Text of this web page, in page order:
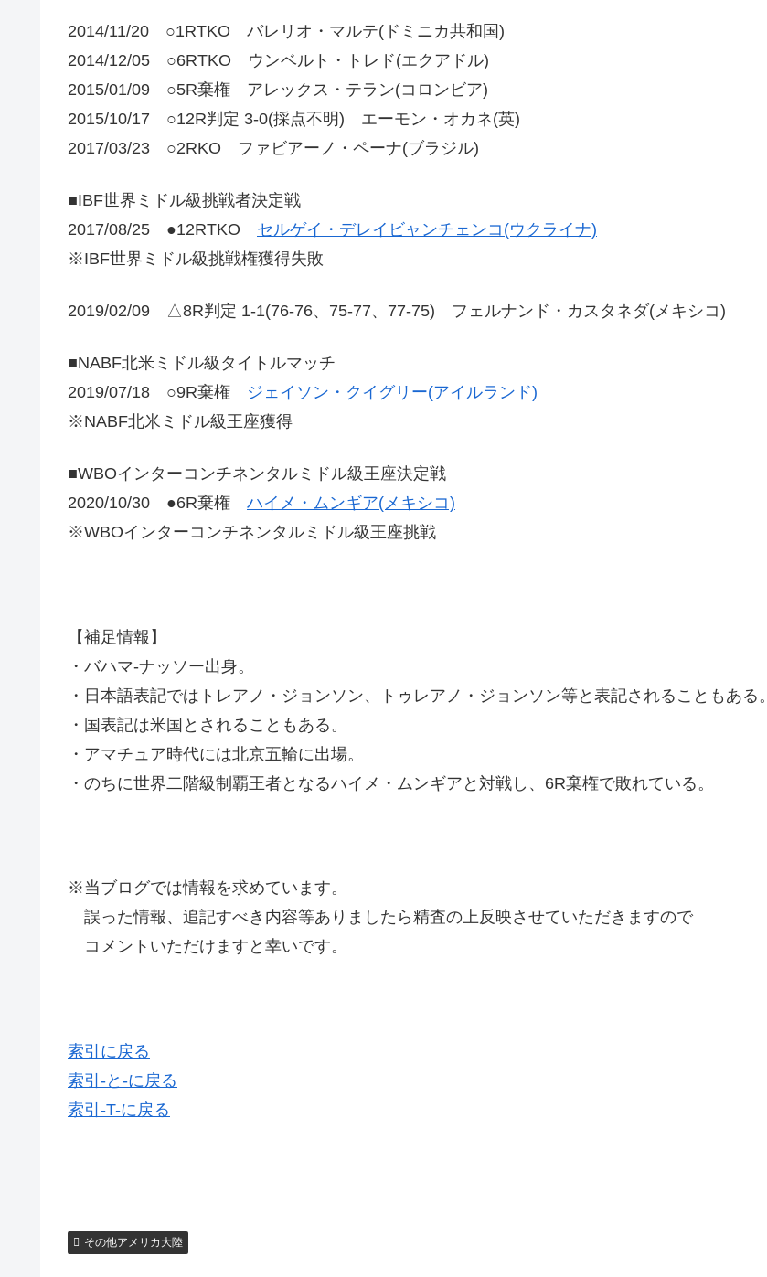
2014/11/20 ○1RTKO バレリオ・マルテ(ドミニカ共和国)
2014/12/05 ○6RTKO ウンベルト・トレド(エクアドル)
2015/01/09 ○5R棄権 アレックス・テラン(コロンビア)
2015/10/17 ○12R判定 3-0(採点不明) エーモン・オカネ(英)
2017/03/23 ○2RKO ファビアーノ・ペーナ(ブラジル)
■IBF世界ミドル級挑戦者決定戦
2017/08/25 ●12RTKO セルゲイ・デレイビャンチェンコ(ウクライナ)
※IBF世界ミドル級挑戦権獲得失敗
2019/02/09 △8R判定 1-1(76-76、75-77、77-75) フェルナンド・カスタネダ(メキシコ)
■NABF北米ミドル級タイトルマッチ
2019/07/18 ○9R棄権 ジェイソン・クイグリー(アイルランド)
※NABF北米ミドル級王座獲得
■WBOインターコンチネンタルミドル級王座決定戦
2020/10/30 ●6R棄権 ハイメ・ムンギア(メキシコ)
※WBOインターコンチネンタルミドル級王座挑戦
【補足情報】
・バハマ-ナッソー出身。
・日本語表記ではトレアノ・ジョンソン、トゥレアノ・ジョンソン等と表記されることもある。
・国表記は米国とされることもある。
・アマチュア時代には北京五輪に出場。
・のちに世界二階級制覇王者となるハイメ・ムンギアと対戦し、6R棄権で敗れている。
※当ブログでは情報を求めています。
誤った情報、追記すべき内容等ありましたら精査の上反映させていただきますので
コメントいただけますと幸いです。
索引に戻る
索引-と-に戻る
索引-T-に戻る
その他アメリカ大陸